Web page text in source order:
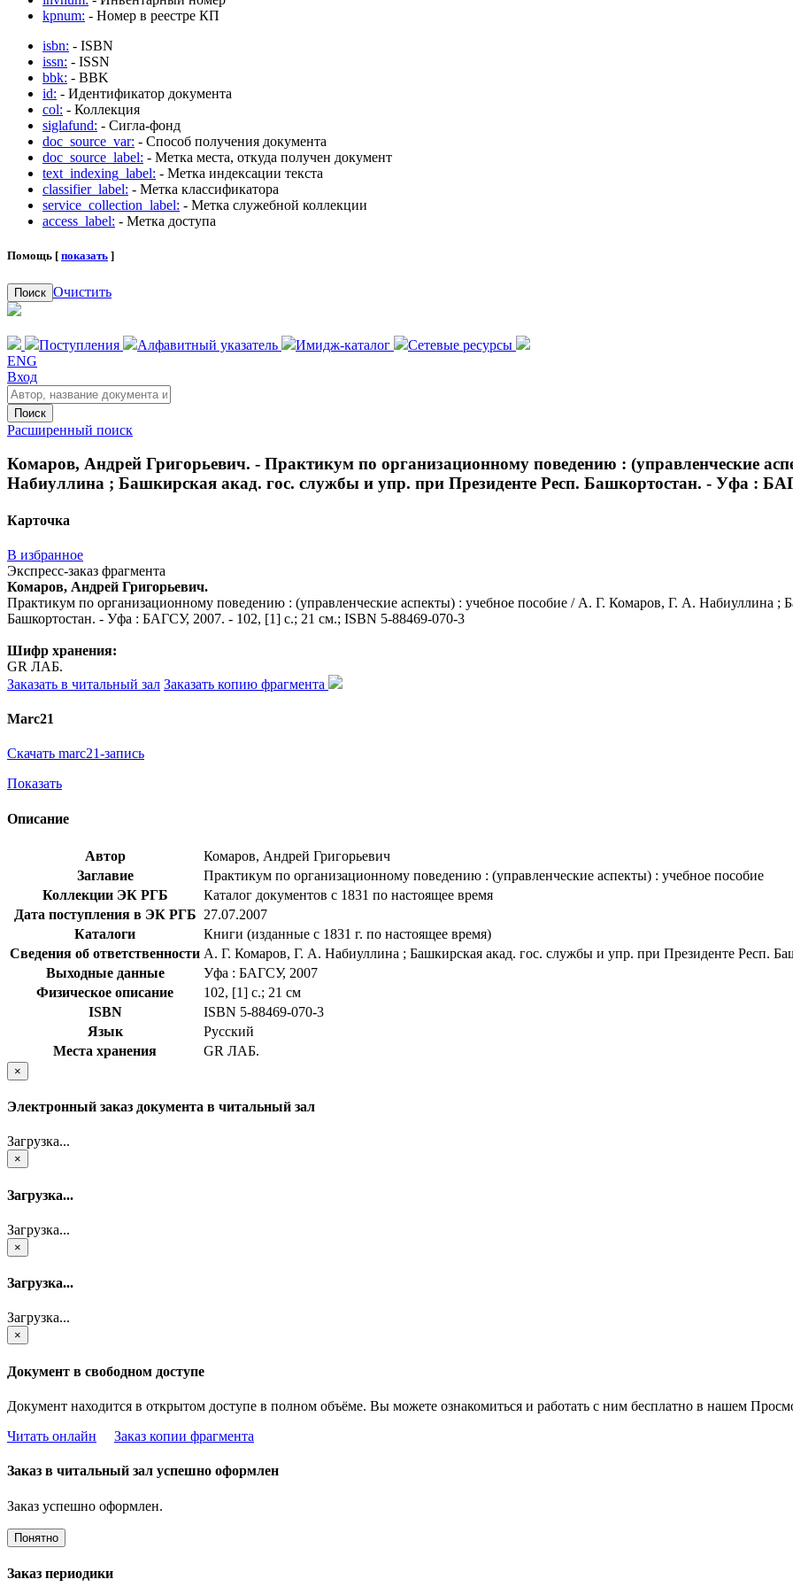
kpnum: - Номер в реестре КП
isbn: - ISBN
issn: - ISSN
bbk: - BBK
id: - Идентификатор документа
col: - Коллекция
siglafund: - Сигла-фонд
doc_source_var: - Способ получения документа
doc_source_label: - Метка места, откуда получен документ
text_indexing_label: - Метка индексации текста
classifier_label: - Метка классификатора
service_collection_label: - Метка служебной коллекции
access_label: - Метка доступа
Помощь [ показать ]
Поиск Очистить
Поступления Алфавитный указатель Имидж-каталог
Сетевые ресурсы
ENG
Вход
Поиск
Расширенный поиск
Комаров, Андрей Григорьевич. - Практикум по организационному поведению : (управленческие
Набиуллина ; Башкирская акад. гос. службы и упр. при Президенте Респ. Башкортостан. - Уфа :
Карточка
В избранное
Экспресс-заказ фрагмента
Комаров, Андрей Григорьевич.
Практикум по организационному поведению : (управленческие аспекты) : учебное пособие / А. Г. Комаров, Г. А. Набиуллина ;
Башкортостан. - Уфа : БАГСУ, 2007. - 102, [1] с.; 21 см.; ISBN 5-88469-070-3
Шифр хранения:
GR ЛАБ.
Заказать в читальный зал Заказать копию фрагмента
Marc21
Скачать marc21-запись
Показать
Описание
Автор
Комаров, Андрей Григорьевич
Заглавие
Практикум по организационному поведению : (управленческие аспекты) : учебное пособие
Коллекции ЭК РГБ
Каталог документов с 1831 по настоящее время
Дата поступления в ЭК РГБ 27.07.2007
Каталоги
Книги (изданные с 1831 г. по настоящее время)
Сведения об ответственности А. Г. Комаров, Г. А. Набиуллина ; Башкирская акад. гос. службы и упр. при Президенте Респ.
Выходные данные
Уфа : БАГСУ, 2007
Физическое описание
102, [1] с.; 21 см
ISBN
ISBN 5-88469-070-3
Язык
Русский
Места хранения
GR ЛАБ.
×
Электронный заказ документа в читальный зал
Загрузка...
×
Загрузка...
Загрузка...
×
Загрузка...
Загрузка...
×
Документ в свободном доступе
Документ находится в открытом доступе в полном объёме. Вы можете ознакомиться и работать с ним бесплатно в нашем
Читать онлайн
Заказ копии фрагмента
Заказ в читальный зал успешно оформлен
Заказ успешно оформлен.
Понятно
Заказ периодики